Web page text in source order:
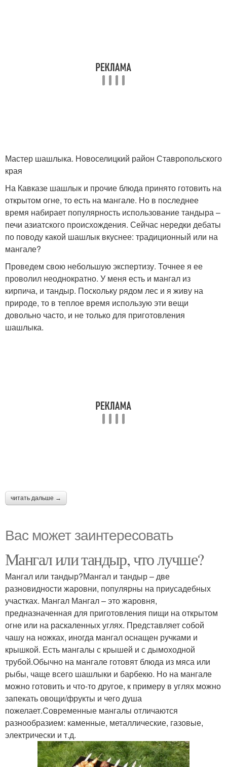
Мастер шашлыка. Новоселицкий район Ставропольского
края
На Кавказе шашлык и прочие блюда принято готовить на
открытом огне, то есть на мангале. Но в последнее
время набирает популярность использование тандыра –
печи азиатского происхождения. Сейчас нередки дебаты
по поводу какой шашлык вкуснее: традиционный или на
мангале?
Проведем свою небольшую экспертизу. Точнее я ее
проволил неоднократно. У меня есть и мангал из
кирпича, и тандыр. Поскольку рядом лес и я живу на
природе, то в теплое время использую эти вещи
довольно часто, и не только для приготовления
шашлыка.
читать дальше →
Вас может заинтересовать
Мангал или тандыр, что лучше?
Мангал или тандыр?Мангал и тандыр – две
разновидности жаровни, популярны на приусадебных
участках. Мангал Мангал – это жаровня,
предназначенная для приготовления пищи на открытом
огне или на раскаленных углях. Представляет собой
чашу на ножках, иногда мангал оснащен ручками и
крышкой. Есть мангалы с крышей и с дымоходной
трубой.Обычно на мангале готовят блюда из мяса или
рыбы, чаще всего шашлыки и барбекю. Но на мангале
можно готовить и что-то другое, к примеру в углях можно
запекать овощи/фрукты и чего душа
пожелает.Современные мангалы отличаются
разнообразием: каменные, металлические, газовые,
электрически и т.д.